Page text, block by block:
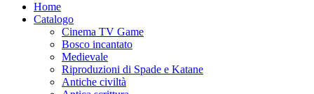
Home
Catalogo
Cinema TV Game
Bosco incantato
Medievale
Riproduzioni di Spade e Katane
Antiche civiltà